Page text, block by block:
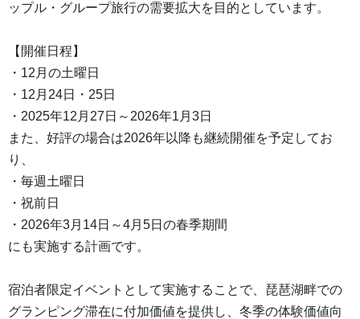
ップル・グループ旅行の需要拡大を目的としています。
【開催日程】
・12月の土曜日
・12月24日・25日
・2025年12月27日～2026年1月3日
また、好評の場合は2026年以降も継続開催を予定してお
り、
・毎週土曜日
・祝前日
・2026年3月14日～4月5日の春季期間
にも実施する計画です。
宿泊者限定イベントとして実施することで、琵琶湖畔での
グランピング滞在に付加価値を提供し、冬季の体験価値向